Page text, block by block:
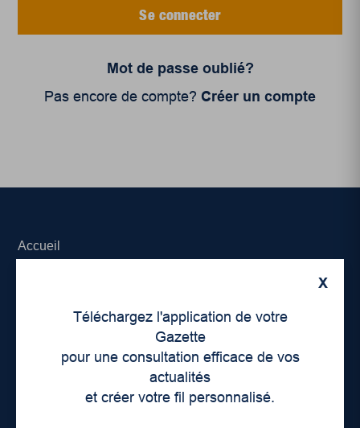
Se connecter
Mot de passe oublié?
Pas encore de compte? Créer un compte
X
Téléchargez l'application de votre
Gazette
pour une consultation efficace de vos
actualités
et créer votre fil personnalisé.
Accueil
Déontologie et confidentialité
Devenir partenaire
Lieux de distribution